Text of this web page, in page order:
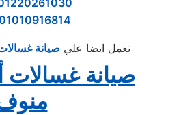
نعمل ايضا علي صيانة
صيانة غسالات